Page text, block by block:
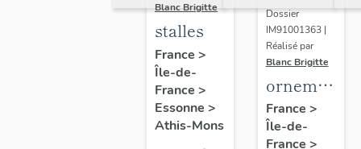
Blanc Brigitte
stalles
France >
Île-de-
France >
Essonne >
Athis-Mons
Dossier
IM91001363 |
Réalisé par
Blanc Brigitte
ornement
rouge :
chasuble,
France >
Île-de-
France >